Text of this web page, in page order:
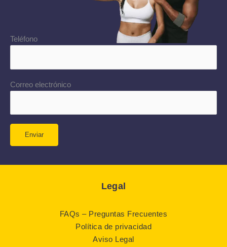
Teléfono
Correo electrónico
Legal
FAQs – Preguntas Frecuentes
Política de privacidad
Aviso Legal